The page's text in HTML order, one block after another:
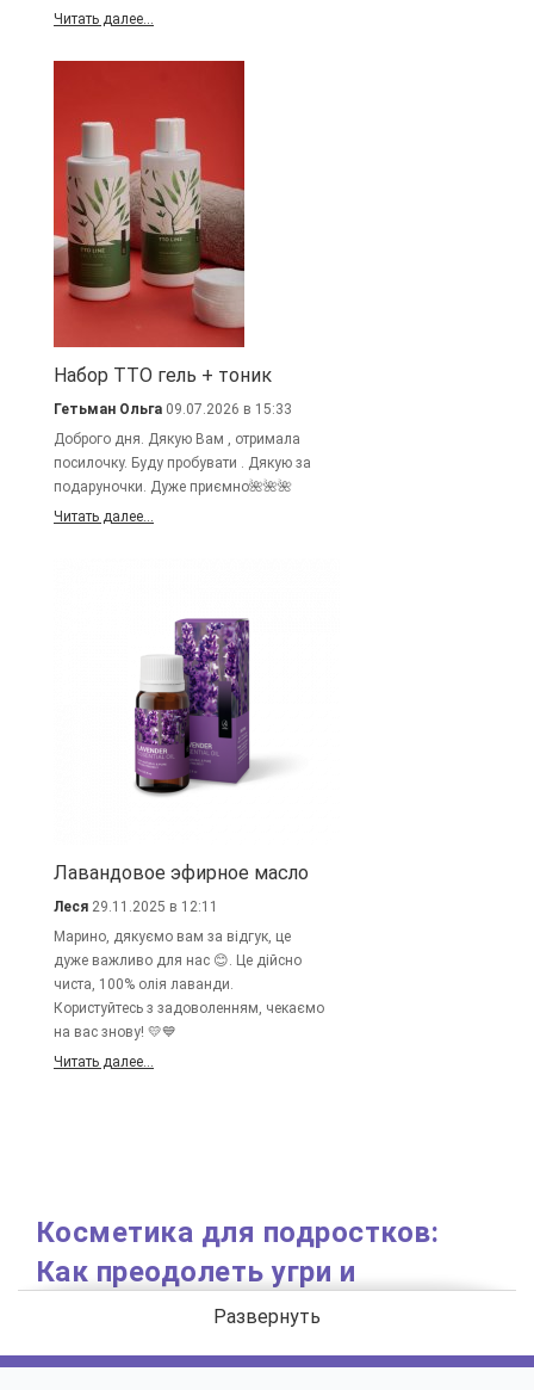
Читать далее...
Набор TTO гель + тоник
Гетьман Ольга 09.07.2026 в 15:33
Доброго дня. Дякую Вам , отримала
посилочку. Буду пробувати . Дякую за
подаруночки. Дуже приємно🌺🌺🌺
Читать далее...
Лавандовое эфирное масло
Леся 29.11.2025 в 12:11
Марино, дякуємо вам за відгук, це
дуже важливо для нас 😊. Це дійсно
чиста, 100% олія лаванди.
Користуйтесь з задоволенням, чекаємо
на вас знову! 💛💙
Читать далее...
Косметика для подростков:
Как преодолеть угри и
сохранить кожу чистой?
С проблемой угревой сыпи сталкиваются около 80%
Развернуть